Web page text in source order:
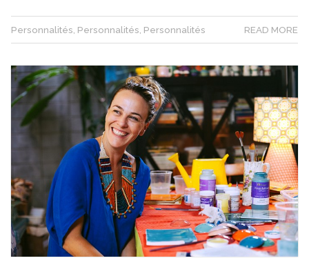
Personnalités Personnalités Personnalités READ MORE